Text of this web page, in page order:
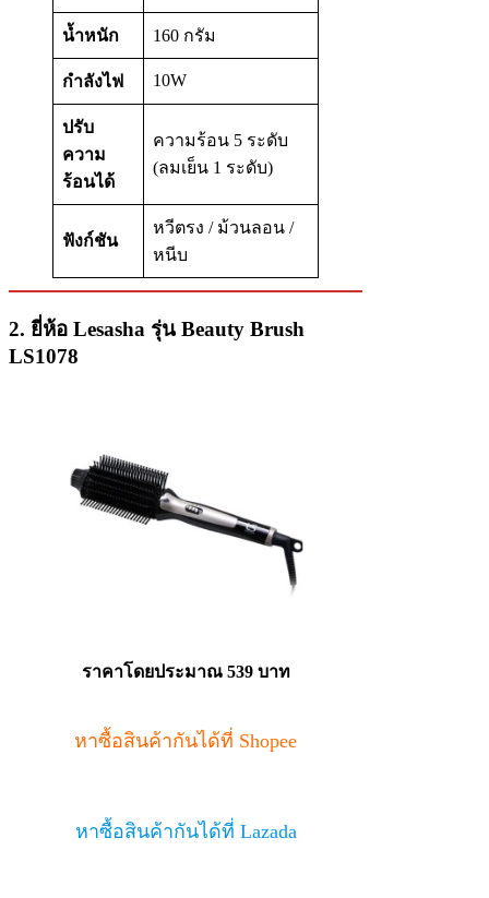
น้ำหนัก 160 กรัม
กำลังไฟ 10W
ปรับ
ความ
ร้อนได้
ความร้อน 5 ระดับ
(ลมเย็น 1 ระดับ)
ฟังก์ชัน
หวีตรง / ม้วนลอน /
หนีบ
2. ยี่ห้อ Lesasha รุ่น Beauty Brush
LS1078
ราคาโดยประมาณ 539 บาท
หาซื้อสินค้ากันได้ที่ Shopee
หาซื้อสินค้ากันได้ที่ Lazada